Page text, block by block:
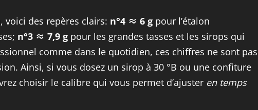
des repères clairs: n°4 ≈ 6 g pour l’étalon
n°3 ≈ 7,9 g pour les grandes tasses et les sirops qui
comme dans le quotidien, ces chiffres ne sont pas
Ainsi, si vous dosez un sirop à 30 °B ou une confiture
choisir le calibre qui vous permet d’ajuster en temps